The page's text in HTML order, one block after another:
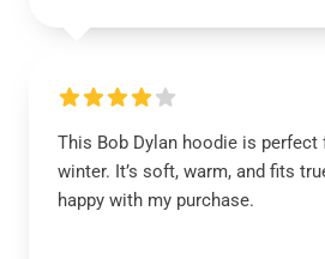
This Bob Dylan hoodie is perfect
winter. It’s soft, warm, and fits
happy with my purchase.